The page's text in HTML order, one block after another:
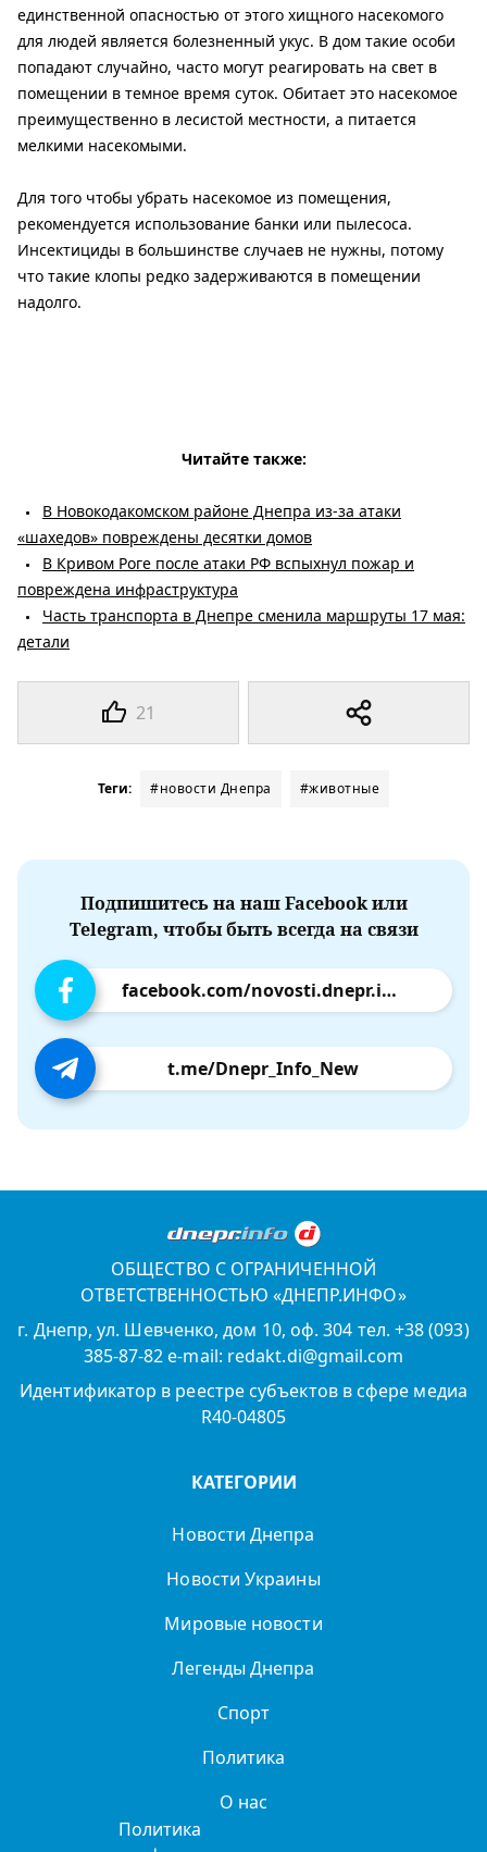
21
единственной опасностью от этого хищного насекомого
для людей является болезненный укус. В дом такие особи
попадают случайно, часто могут реагировать на свет в
помещении в темное время суток. Обитает это насекомое
преимущественно в лесистой местности, а питается
мелкими насекомыми.
Для того чтобы убрать насекомое из помещения,
рекомендуется использование банки или пылесоса.
Инсектициды в большинстве случаев не нужны, потому
что такие клопы редко задерживаются в помещении
надолго.
Читайте также:
В Новокодакомском районе Днепра из-за атаки
«шахедов» повреждены десятки домов
В Кривом Роге после атаки РФ вспыхнул пожар и
повреждена инфраструктура
Часть транспорта в Днепре сменила маршруты 17 мая:
детали
Теги: #новости Днепра #животные
Подпишитесь на наш Facebook или
Telegram, чтобы быть всегда на связи
facebook.com/novosti.dnepr.info
t.me/Dnepr_Info_New
ОБЩЕСТВО С ОГРАНИЧЕННОЙ
ОТВЕТСТВЕННОСТЬЮ «ДНЕПР.ИНФО»
г. Днепр, ул. Шевченко, дом 10, оф. 304 тел. +38 (093)
385-87-82 e-mail: redakt.di@gmail.com
Идентификатор в реестре субъектов в сфере медиа
R40-04805
КАТЕГОРИИ
Новости Днепра
Новости Украины
Мировые новости
Легенды Днепра
Спорт
Политика
О нас
Политика